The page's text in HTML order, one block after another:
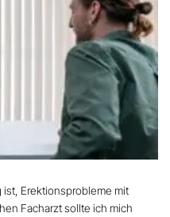
Erektionsprobleme mit
Facharzt sollte ich mich